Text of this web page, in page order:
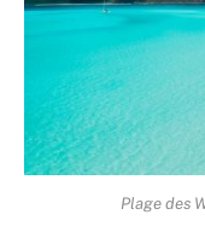
Plage des